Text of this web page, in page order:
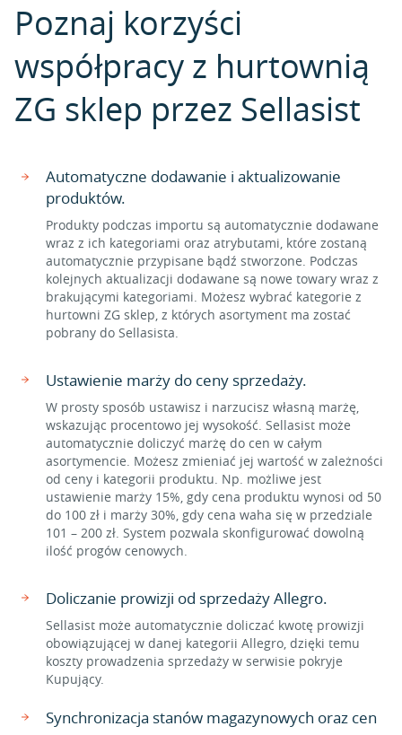
Poznaj korzyści
współpracy z hurtownią
ZG sklep przez Sellasist
Automatyczne dodawanie i aktualizowanie
produktów.
Produkty podczas importu są automatycznie dodawane
wraz z ich kategoriami oraz atrybutami, które zostaną
automatycznie przypisane bądź stworzone. Podczas
kolejnych aktualizacji dodawane są nowe towary wraz z
brakującymi kategoriami. Możesz wybrać kategorie z
hurtowni ZG sklep, z których asortyment ma zostać
pobrany do Sellasista.
Ustawienie marży do ceny sprzedaży.
W prosty sposób ustawisz i narzucisz własną marżę,
wskazując procentowo jej wysokość. Sellasist może
automatycznie doliczyć marżę do cen w całym
asortymencie. Możesz zmieniać jej wartość w zależności
od ceny i kategorii produktu. Np. możliwe jest
ustawienie marży 15%, gdy cena produktu wynosi od 50
do 100 zł i marży 30%, gdy cena waha się w przedziale
101 – 200 zł. System pozwala skonfigurować dowolną
ilość progów cenowych.
Doliczanie prowizji od sprzedaży Allegro.
Sellasist może automatycznie doliczać kwotę prowizji
obowiązującej w danej kategorii Allegro, dzięki temu
koszty prowadzenia sprzedaży w serwisie pokryje
Kupujący.
Synchronizacja stanów magazynowych oraz cen